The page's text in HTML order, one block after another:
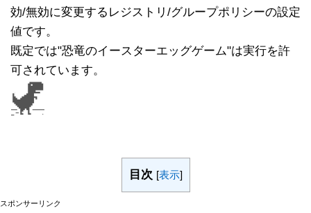
効/無効に変更するレジストリ/グループポリシーの設定
値です。
既定では"恐竜のイースターエッグゲーム"は実行を許
可されています。
目次 [表示]
スポンサーリンク